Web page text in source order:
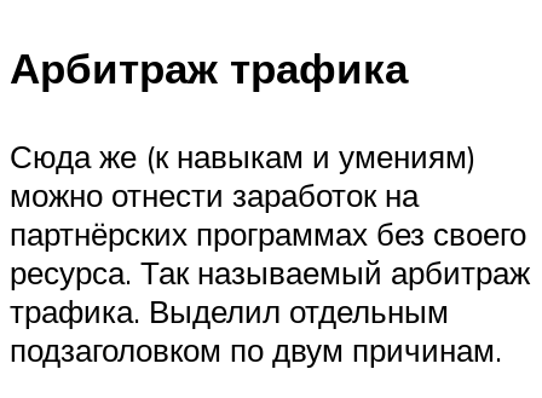
Арбитраж трафика
Сюда же (к навыкам и умениям)
можно отнести заработок на
партнёрских программах без своего
ресурса. Так называемый арбитраж
трафика. Выделил отдельным
подзаголовком по двум причинам.